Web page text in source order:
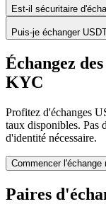
Est-il sécuritaire
Puis-je échanger
Échangez
KYC
Profitez d'échanges
taux disponibles. Pas
d'identité nécessaire.
Commencer l'échange
Paires